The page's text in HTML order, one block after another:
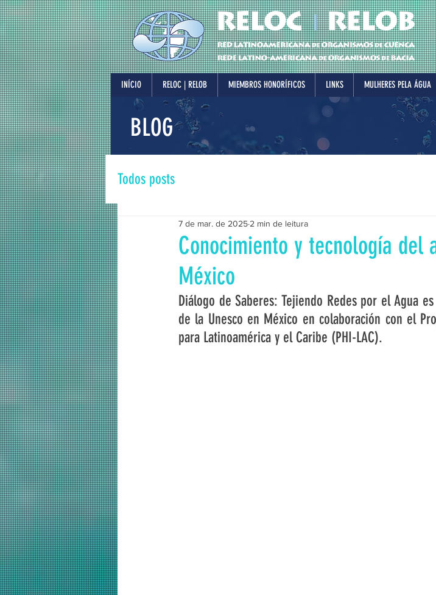
INÍCIO RELOC | RELOB MIEMBROS HONORÍFICOS LINKS MULHERES PELA ÁGUA
BLOG
Todos posts
Conocimiento y tecnología del
México
7 de mar. de 2025 2 min de leitura
Diálogo de Saberes: Tejiendo Redes por el Agua
de la Unesco en México en colaboración con el
para Latinoamérica y el Caribe (PHI-LAC).